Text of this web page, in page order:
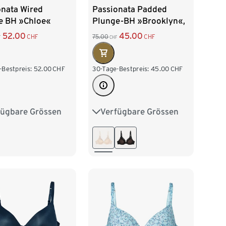
Wired
BH »Chloe«
52.00 CHF
Bestpreis: 52.00CHF
Grössen
75C 80B
Passionata Padded
Plunge-BH »Brooklyn«,
talc
75.00 CHF 45.00 CHF
30-Tage-Bestpreis: 45.00 CHF
Verfügbare Grössen
75B 75C 80B
80D